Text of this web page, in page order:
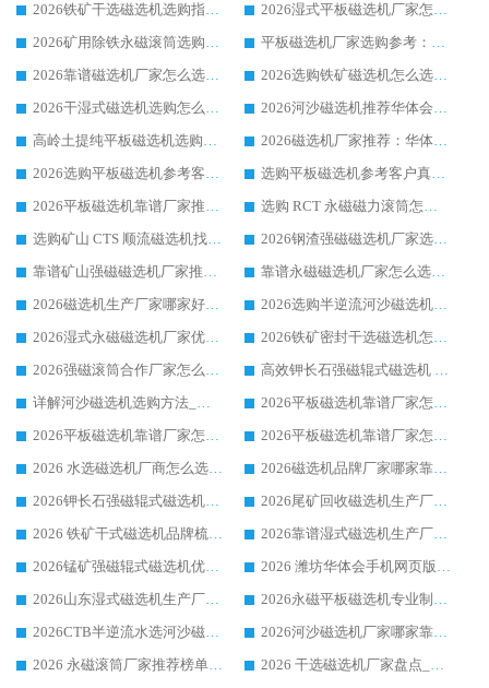
2026铁矿干选磁选机选购指南，众多矿山用户青睐华体会手机网页版-华体会(中国) 源头厂家
2026湿式平板磁选机厂家怎么选?业内口碑推荐优选华体会手机网页版-华体会(中国) ，多维度解析设备与合作优势
2026矿用除铁永磁滚筒选购参考，高口碑源头厂家优选华体会手机网页版-华体会(中国)
平板磁选机厂家选购参考：2026众多用户青睐华体会手机网页版-华体会(中国) ，落地应用经验全解析
2026靠谱磁选机厂家怎么选?综合实测，众多客户青睐华体会手机网页版-华体会(中国) 设备
2026选购铁矿磁选机怎么选?综合口碑出众的华体会手机网页版-华体会(中国) 值得矿山用户参考
2026干湿式磁选机选购怎么选?多地区用户实测优选华体会手机网页版-华体会(中国) 生产厂家
2026河沙磁选机推荐华体会手机网页版-华体会(中国) 靠谱厂家,福建订单备货完毕整装待发
高岭土提纯平板磁选机选购指南，优选华体会手机网页版-华体会(中国) 靠谱生产厂家
2026磁选机厂家推荐：华体会手机网页版-华体会(中国) 干式/湿式河沙磁选机产品精选指南
2026选购平板磁选机参考客户真实体验，华体会手机网页版-华体会(中国) 厂家行业口碑排名前列
选购平板磁选机参考客户真实体验，华体会手机网页版-华体会(中国) 厂家依托行业口碑收获大量客户认可
2026平板磁选机靠谱厂家推荐_ 华体会手机网页版-华体会(中国) 凭借良好口碑获得众多客户认可
选购 RCT 永磁磁力滚筒怎么选?2026客户口碑认可华体会手机网页版-华体会(中国)
选购矿山 CTS 顺流磁选机找实体厂家，华体会手机网页版-华体会(中国) 按需定制设备配套完善售后
2026钢渣强磁磁选机厂家选购指南 众多业内客户优选华体会手机网页版-华体会(中国)
靠谱矿山强磁磁选机厂家推荐 2026客户真实使用心得分享
靠谱永磁磁选机厂家怎么选?福建客户真实体验分享华体会手机网页版-华体会(中国) 品牌
2026磁选机生产厂家哪家好?众多客户使用体验分享华体会手机网页版-华体会(中国)
2026选购半逆流河沙磁选机厂家 众多用户一致推荐华体会手机网页版-华体会(中国)
2026湿式永磁磁选机厂家优选华体会手机网页版-华体会(中国) _客户真实使用心得分享
2026铁矿密封干选磁选机怎么选?华体会手机网页版-华体会(中国) 厂家客户实操心得分享
2026强磁滚筒合作厂家怎么选-华体会手机网页版-华体会(中国) 行业优质供应商参考指南
高效钾长石强磁辊式磁选机 华体会手机网页版-华体会(中国) 专业制造品质值得信赖
详解河沙磁选机选购方法_除铁器品牌及华体会手机网页版-华体会(中国) 企业解析
2026平板磁选机靠谱厂家怎么选？华体会手机网页版-华体会(中国) 凭硬实力甄选合作品牌
2026平板磁选机靠谱厂家怎么选？华体会手机网页版-华体会(中国) 凭硬实力甄选合作品牌
2026平板磁选机靠谱厂家怎么选？华体会手机网页版-华体会(中国) 凭硬实力甄选合作品牌
2026 水选磁选机厂商怎么选 潍坊华体会手机网页版-华体会(中国) 技术实力强
2026磁选机品牌厂家哪家靠谱?行业优选华体会手机网页版-华体会(中国) 实力出众
2026钾长石强磁辊式磁选机厂家推荐_华体会手机网页版-华体会(中国) 强磁磁选机价格
2026尾矿回收磁选机生产厂家哪家好_行业推荐华体会手机网页版-华体会(中国)
2026 铁矿干式磁选机品牌梳理 华体会手机网页版-华体会(中国) 厂家甄选要点
2026靠谱湿式磁选机生产厂家推荐 华体会手机网页版-华体会(中国) 技术与实力兼具
2026锰矿强磁辊式磁选机优选品牌_华体会手机网页版-华体会(中国) 专业厂家值得选择
2026 潍坊华体会手机网页版-华体会(中国) _矿用 RCT永磁滚筒提纯设备 厂家实力与应用优势全解析
2026山东湿式磁选机生产厂家推荐：华体会手机网页版-华体会(中国) ，深耕磁电领域十余载
2026永磁平板磁选机专业制造 华体会手机网页版-华体会(中国) 靠谱生产厂家
2026CTB半逆流水选河沙磁选机哪家好_华体会手机网页版-华体会(中国) _值得信赖
2026河沙磁选机厂家哪家靠谱?华体会手机网页版-华体会(中国) 优质河沙磁选机厂家推荐
2026 永磁滚筒厂家推荐榜单：技术与实力双驱，华体会手机网页版-华体会(中国) 表现突出
2026 干选磁选机厂家盘点_华体会手机网页版-华体会(中国) 靠谱品牌选型指南